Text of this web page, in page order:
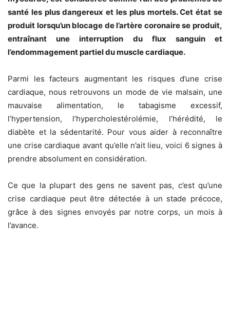
santé les plus dangereux et les plus mortels. Cet état se
produit lorsqu’un blocage de l’artère coronaire se produit,
entraînant une interruption du flux sanguin et
l’endommagement partiel du muscle cardiaque.
Parmi les facteurs augmentant les risques d’une crise
cardiaque, nous retrouvons un mode de vie malsain, une
mauvaise alimentation, le tabagisme excessif,
l’hypertension, l’hypercholestérolémie, l’hérédité, le
diabète et la sédentarité. Pour vous aider à reconnaître
une crise cardiaque avant qu’elle n’ait lieu, voici 6 signes à
prendre absolument en considération.
Ce que la plupart des gens ne savent pas, c’est qu’une
crise cardiaque peut être détectée à un stade précoce,
grâce à des signes envoyés par notre corps, un mois à
l’avance.